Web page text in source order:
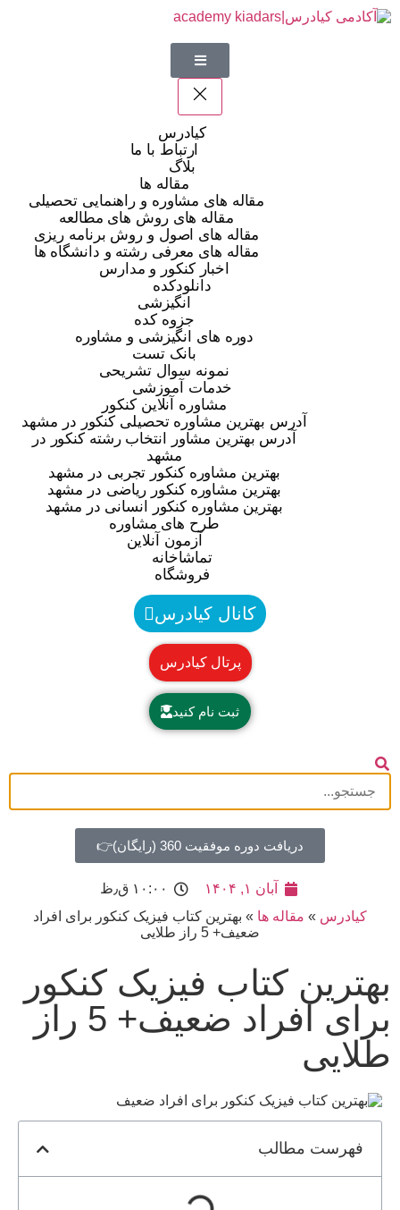
کیادرس
ارتباط با ما
بلاگ
مقاله ها
مقاله های مشاوره و راهنمایی تحصیلی
مقاله های روش های مطالعه
مقاله های اصول و روش برنامه ریزی
مقاله های معرفی رشته و دانشگاه ها
اخبار کنکور و مدارس
دانلودکده
انگیزشی
جزوه کده
دوره های انگیزشی و مشاوره
بانک تست
نمونه سوال تشریحی
خدمات آموزشی
مشاوره آنلاین کنکور
آدرس بهترین مشاوره تحصیلی کنکور در مشهد
آدرس بهترین مشاور انتخاب رشته کنکور در
مشهد
بهترین مشاوره کنکور تجربی در مشهد
بهترین مشاوره کنکور ریاضی در مشهد
بهترین مشاوره کنکور انسانی در مشهد
طرح های مشاوره
آزمون آنلاین
تماشاخانه
فروشگاه
کانال کیادرس
پرتال کیادرس
ثبت نام کنید
دریافت دوره موفقیت 360 (رایگان)👉
آبان ۱, ۱۴۰۴
۱۰:۰۰ ق٫ظ
کیادرس » مقاله ها » بهترین کتاب فیزیک کنکور برای افراد
ضعیف+ 5 راز طلایی
بهترین کتاب فیزیک کنکور
برای افراد ضعیف+ 5 راز
طلایی
فهرست مطالب